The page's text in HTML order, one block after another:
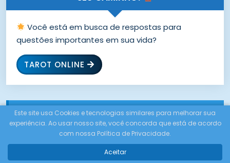
Você está em busca de respostas para
questões importantes em sua vida?
TAROT ONLINE
CONSULTORES 24HRS
Este site usa Cookies e tecnologias similares para melhorar sua
experiência. Ao usar nosso site, você concorda que está de acordo
com nossa Política de Privacidade.
Aceitar